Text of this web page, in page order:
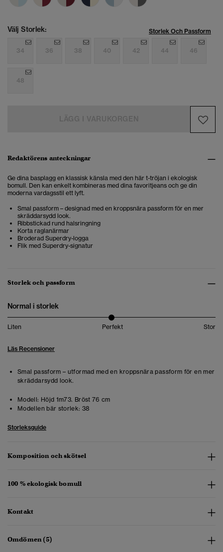
Välj Storlek: Storlek Och Passform
34 36 38 40 42 44 46
48
Redaktörens anteckningar
Ge dina basplagg en klassisk känsla med den här t-tröjan i ekologisk
bomull. Den kan enkelt kombineras med dina favoritjeans och ge din
moderna vardagsstil ett lyft.
Smal passform – designad med en kroppsnära passform för en mer
skräddarsydd look.
Ribbstickad rund halsringning
Korta raglanärmar
Broderad Superdry-logga
Flik med Superdry-signatur
Storlek och passform
Normal i storlek
Liten Perfekt Stor
Läs Recensioner
Smal passform – utformad med en kroppsnära passform för en mer
skräddarsydd look.
Modell: Höjd 1m73. Bröst 76 cm
Modellen bär storlek: 38
Storleksguide
Komposition och skötsel
100 % ekologisk bomull
Kontakt
Omdömen (5)